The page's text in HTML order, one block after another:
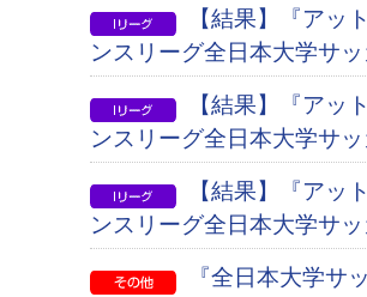
【結果】『アッ
ンスリーグ全日本大学サ
【結果】『アッ
ンスリーグ全日本大学サ
【結果】『アッ
ンスリーグ全日本大学サ
『全日本大学サ